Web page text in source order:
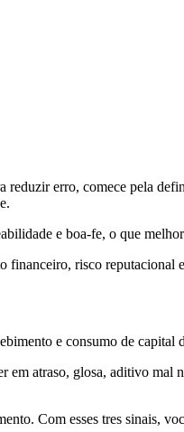
erro, comece pela
e boa-fe, o que
risco reputacional
e consumo de capital
em atraso, glosa, aditivo mal
Com esses tres sinais,